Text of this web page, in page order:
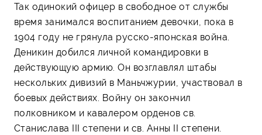
Так одинокий офицер в свободное от службы
время занимался воспитанием девочки, пока в
1904 году не грянула русско-японская война.
Деникин добился личной командировки в
действующую армию. Он возглавлял штабы
нескольких дивизий в Маньчжурии, участвовал в
боевых действиях. Войну он закончил
полковником и кавалером орденов св.
Станислава III степени и св. Анны II степени.